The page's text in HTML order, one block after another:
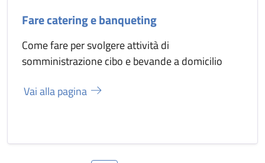
Fare catering e banqueting
Come fare per svolgere attività di
somministrazione cibo e bevande a domicilio
Vai alla pagina